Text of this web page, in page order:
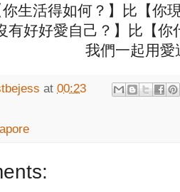
生活得如何？】比【你
有好好愛自己？】比【
我們一起用愛
at 00:23